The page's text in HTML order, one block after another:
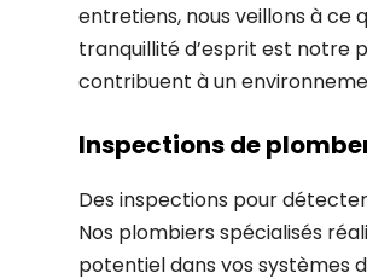
entretiens, nous veillons à ce
tranquillité d’esprit est notre
contribuent à un
Inspections de
Des inspections pour
Nos plombiers spécialisés
potentiel dans vos systèmes